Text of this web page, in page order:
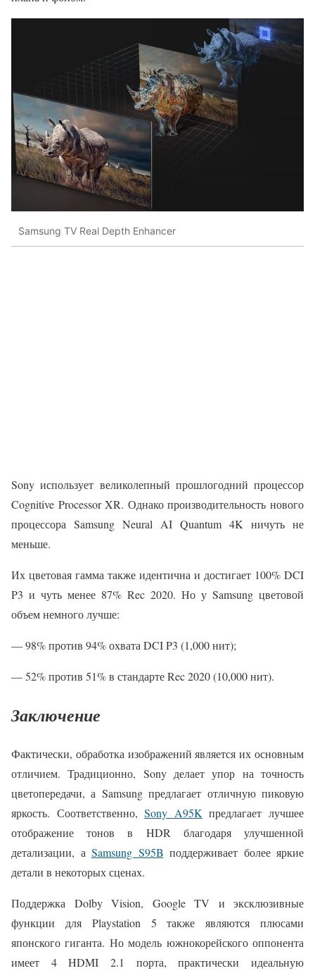
Samsung TV Real Depth Enhancer
Sony использует великолепный прошлогодний процессор
Cognitive Processor XR. Однако производительность нового
процессора Samsung Neural AI Quantum 4K ничуть не
меньше.
Их цветовая гамма также идентична и достигает 100% DCI
P3 и чуть менее 87% Rec 2020. Но у Samsung цветовой
объем немного лучше:
— 98% против 94% охвата DCI P3 (1,000 нит);
— 52% против 51% в стандарте Rec 2020 (10,000 нит).
Заключение
Фактически, обработка изображений является их основным
отличием. Традиционно, Sony делает упор на точность
цветопередачи, а Samsung предлагает отличную пиковую
яркость. Соответственно,Sony A95K предлагает лучшее
отображение тонов в HDR благодаря улучшенной
детализации, а Samsung S95B поддерживает более яркие
детали в некоторых сценах.
Поддержка Dolby Vision, Google TV и эксклюзивные
функции для Playstation 5 также являются плюсами
японского гиганта. Но модель южнокорейского оппонента
имеет 4 HDMI 2.1 порта, практически идеальную